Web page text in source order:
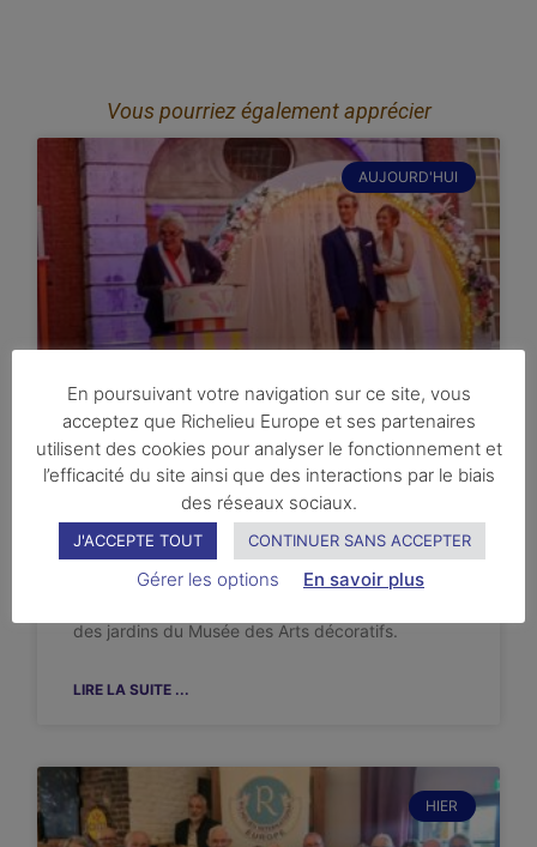
Vous pourriez également apprécier
AUJOURD'HUI
24-25 juillet 2026 : Spectacle
en plein air à Namur par le
Théâtre des Galeries
Comme chaque année, le club de Namur a
organisé, en collaboration avec la Ville de Namur,
des jardins du Musée des Arts décoratifs.
LIRE LA SUITE ...
HIER
En poursuivant votre navigation sur ce site, vous
acceptez que Richelieu Europe et ses partenaires
utilisent des cookies pour analyser le fonctionnement et
l’efficacité du site ainsi que des interactions par le biais
des réseaux sociaux.
J'ACCEPTE TOUT CONTINUER SANS ACCEPTER
Gérer les options En savoir plus